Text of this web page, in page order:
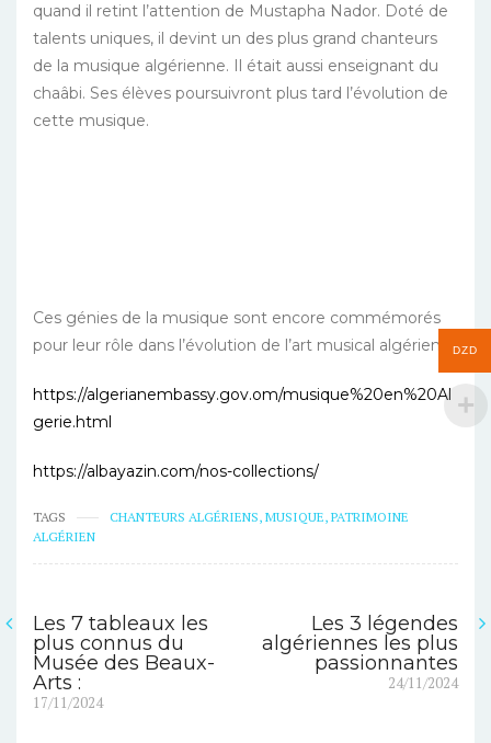
quand il retint l’attention de Mustapha Nador. Doté de
talents uniques, il devint un des plus grand chanteurs
de la musique algérienne. Il était aussi enseignant du
chaâbi. Ses élèves poursuivront plus tard l’évolution de
cette musique.
Ces génies de la musique sont encore commémorés
pour leur rôle dans l’évolution de l’art musical algérien.
https://algerianembassy.gov.om/musique%20en%20Al
gerie.html
https://albayazin.com/nos-collections/
TAGS CHANTEURS ALGÉRIENS, MUSIQUE, PATRIMOINE
ALGÉRIEN
Navigation
de
l’article
Les 7 tableaux les
plus connus du
Musée des Beaux-
Arts :
Previous
17/11/2024
Les 3 légendes
algériennes les plus
passionnantes
24/11/2024
DZD